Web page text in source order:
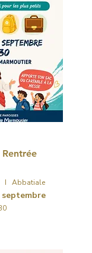
I Abbatiale
septembre